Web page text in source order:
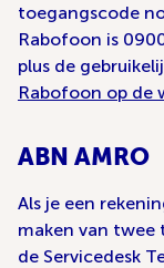
toegangscode
Rabofoon is
plus de
Rabofoon op de
ABN AMRO
Als je een
maken van twee
de Servicedesk